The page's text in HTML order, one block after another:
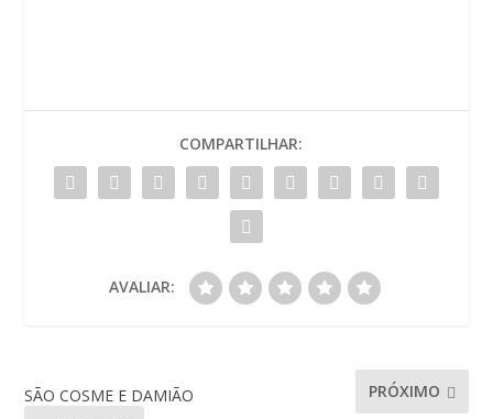
COMPARTILHAR:
AVALIAR:
SÃO COSME E DAMIÃO
PRÓXIMO